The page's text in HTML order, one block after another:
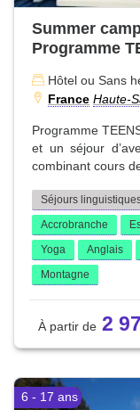
Summer
Programme
Hôtel ou Sans
France Haute-
Programme
et un séjour
combinant cours
Séjours
Accrobranche
Yoga
Anglais
Montagne
2
6 - 17 ans